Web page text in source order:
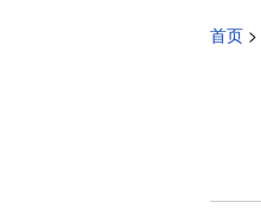
首页>